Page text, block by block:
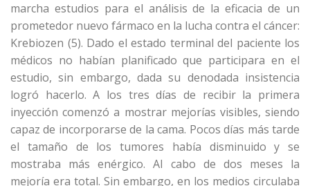
marcha estudios para el análisis de la eficacia de un
prometedor nuevo fármaco en la lucha contra el cáncer:
Krebiozen (5). Dado el estado terminal del paciente los
médicos no habían planificado que participara en el
estudio, sin embargo, dada su denodada insistencia
logró hacerlo. A los tres días de recibir la primera
inyección comenzó a mostrar mejorías visibles, siendo
capaz de incorporarse de la cama. Pocos días más tarde
el tamaño de los tumores había disminuido y se
mostraba más enérgico. Al cabo de dos meses la
mejoría era total. Sin embargo, en los medios circulaba